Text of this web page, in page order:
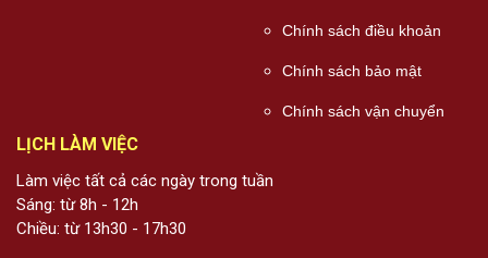
Chính sách điều khoản
Chính sách bảo mật
Chính sách vận chuyển
LỊCH LÀM VIỆC
Làm việc tất cả các ngày trong tuần
Sáng: từ 8h - 12h
Chiều: từ 13h30 - 17h30